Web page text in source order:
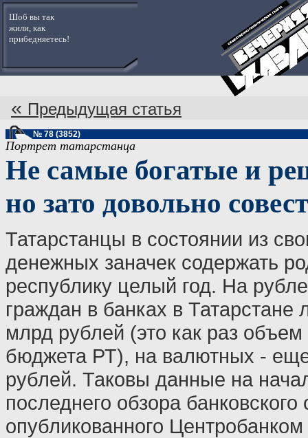
Шоб вы так
жили, как
прибедняетесь!
« Предыдущая статья
№ 78 (3852)
Портрет татарстанца
Не самые богатые и
но зато довольно
Татарстанцы в состоянии из
денежных заначек содержать
республику целый год. На
граждан в банках в Татарстане
млрд рублей (это как раз объем
бюджета РТ), на валютных -
рублей. Таковы данные на
последнего обзора
опубликованного